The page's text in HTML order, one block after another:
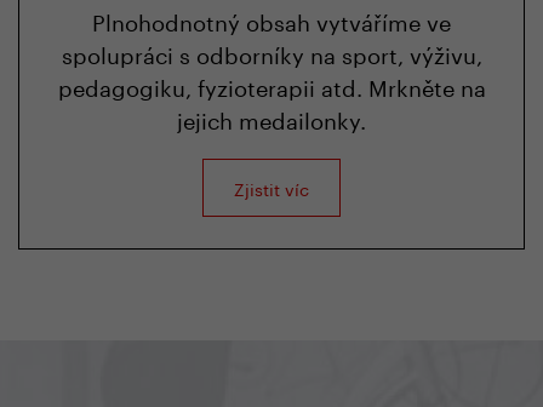
Plnohodnotný obsah vytváříme ve
spolupráci s odborníky na sport, výživu,
pedagogiku, fyzioterapii atd. Mrkněte na
jejich medailonky.
Zjistit víc